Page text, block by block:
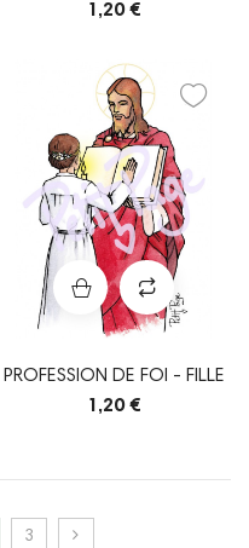
1,20 €
PROFESSION DE FOI - FILLE
1,20 €
3